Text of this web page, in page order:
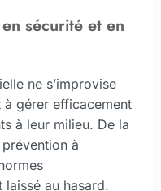
sécurité et en
ne s’improvise
à gérer efficacement
à leur milieu. De la
à
laissé au hasard.